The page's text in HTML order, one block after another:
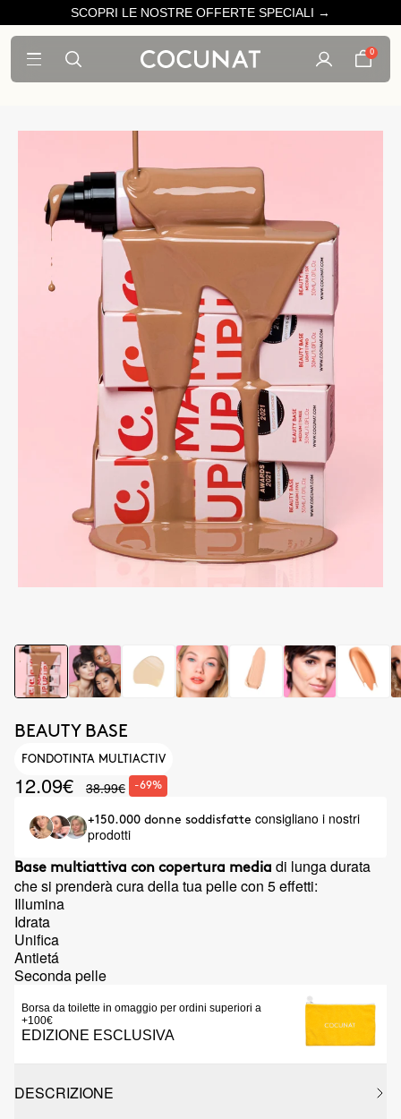
SCOPRI LE NOSTRE OFFERTE SPECIALI →
0
BEAUTY BASE
FONDOTINTA MULTIACTIV
12.09€ 38.99€ -69%
+150.000 donne soddisfatte consigliano i nostri
prodotti
Base multiattiva con copertura media di lunga durata
che si prenderà cura della tua pelle con 5 effetti:
Illumina
Idrata
Unifica
Antietá
Seconda pelle
Borsa da toilette in omaggio per ordini superiori a
+100€
EDIZIONE ESCLUSIVA
DESCRIZIONE